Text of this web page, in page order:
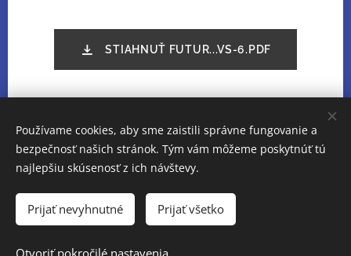
STIAHNUŤ FUTUR...VS-6.PDF
Cookies
Používame cookies, aby sme zaistili správne fungovanie a
bezpečnosť našich stránok. Tým vám môžeme poskytnúť tú
najlepšiu skúsenosť z ich návštevy.
Prijať nevyhnutné Prijať všetko
Otvoriť pokročilé nastavenia